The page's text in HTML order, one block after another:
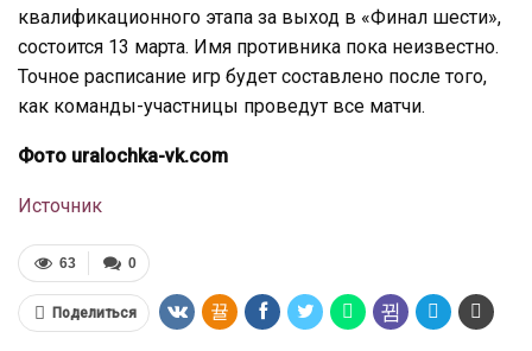
квалификационного этапа за выход в «Финал шести»,
состоится 13 марта. Имя противника пока неизвестно.
Точное расписание игр будет составлено после того,
как команды-участницы проведут все матчи.
Фото uralochka-vk.com
Источник
0
63
Поделиться